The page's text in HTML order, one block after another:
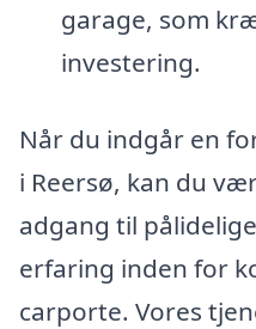
garage, som
investering.
Når du indgår en
i Reersø, kan du
adgang til
erfaring inden for
carporte. Vores